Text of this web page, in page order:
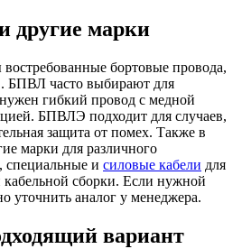
марки
востребованные бортовые провода,
часто выбирают для
гибкий провод с медной
БПВЛЭ подходит для случаев,
защита от помех. Также в
марки для различного
и силовые кабели для
кабельной сборки. Если нужной
уточнить аналог у менеджера.
вариант